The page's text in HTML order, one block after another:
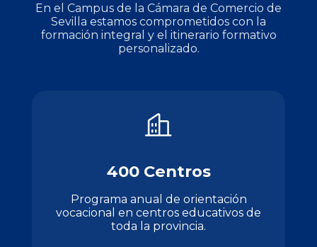
En el Campus de la Cámara de Comercio de
Sevilla estamos comprometidos con la
formación integral y el itinerario formativo
personalizado.
400 Centros
Programa anual de orientación
vocacional en centros educativos de
toda la provincia.